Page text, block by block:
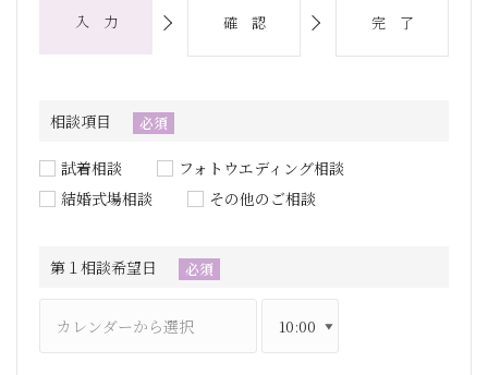
入 力 確 認 完 了
相談項目 必須
試着相談
フォトウエディング相談
結婚式場相談
その他のご相談
第１相談希望日 必須